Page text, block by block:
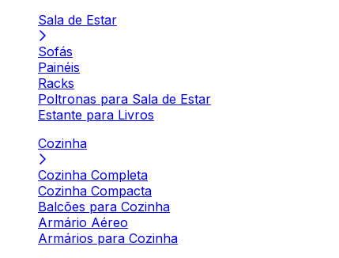
Sala de Estar
Sofás
Painéis
Racks
Poltronas para Sala de Estar
Estante para Livros
Cozinha
Cozinha Completa
Cozinha Compacta
Balcões para Cozinha
Armário Aéreo
Armários para Cozinha